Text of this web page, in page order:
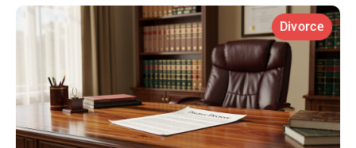
Divorce